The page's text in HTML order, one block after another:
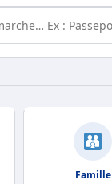
Famille